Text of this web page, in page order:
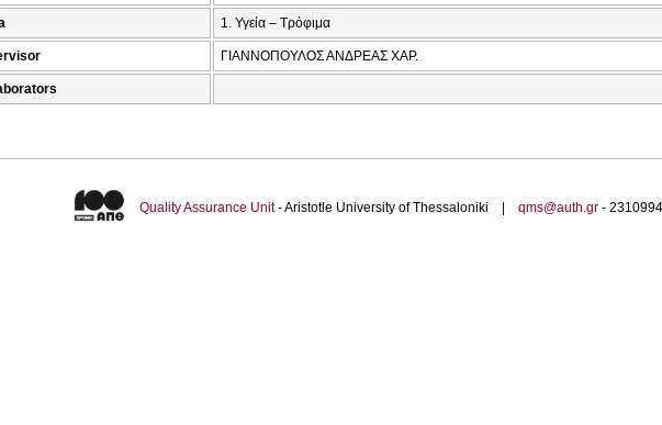
1. Υγεία – Τρόφιμα
ΓΙΑΝΝΟΠΟΥΛΟΣ ΑΝΔΡΕΑΣ ΧΑΡ.
Quality Assurance Unit- Aristotle University of Thessaloniki | qms@auth.gr-